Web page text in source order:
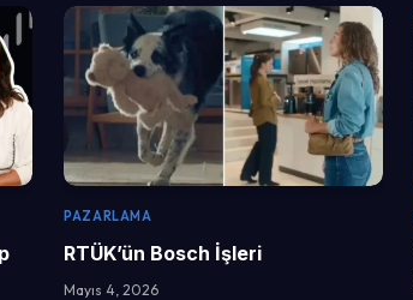
PAZARLAMA
RTÜK’ün Bosch İşleri
Mayıs 4, 2026